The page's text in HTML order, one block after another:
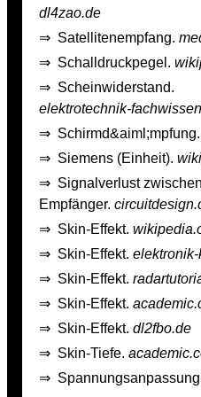
dl4zao.de
⇒ Satellitenempfang.
⇒ Schalldruckpegel.
⇒ Scheinwiderstand.
elektrotechnik-
⇒ Schirmd&aiml;mpfung.
⇒ Siemens (Einheit).
⇒ Signalverlust
Empfänger.
⇒ Skin-Effekt.
⇒ Skin-Effekt.
⇒ Skin-Effekt.
⇒ Skin-Effekt.
⇒ Skin-Effekt. dl2fbo.de
⇒ Skin-Tiefe.
⇒